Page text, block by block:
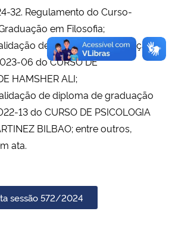
32. Regulamento do Curso-
em Filosofia;
de diploma de graduação
06 do CURSO DE
HAMSHER ALI;
de diploma de graduação
13 do CURSO DE PSICOLOGIA
BILBAO; entre outros,
ata.
sessão 572/2024